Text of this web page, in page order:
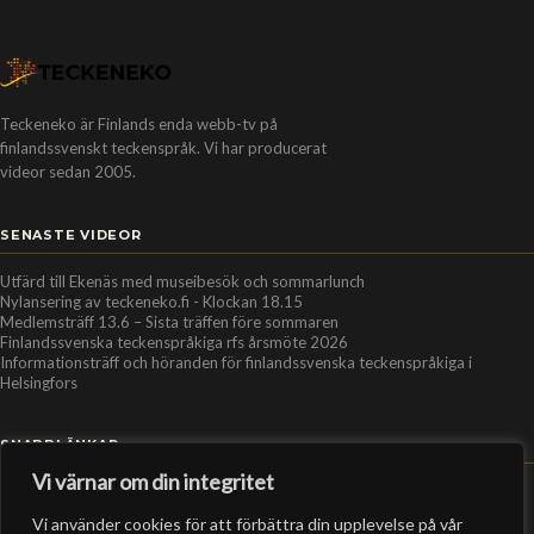
Vi värnar om din integritet
Vi använder cookies för att förbättra din upplevelse på vår
Teckeneko är Finlands enda webb-tv på
finlandssvenskt teckenspråk. Vi har producerat
videor sedan 2005.
SENASTE VIDEOR
Utfärd till Ekenäs med museibesök och sommarlunch
Nylansering av teckeneko.fi - Klockan 18.15
Medlemsträff 13.6 – Sista träffen före sommaren
Finlandssvenska teckenspråkiga rfs årsmöte 2026
Informationsträff och höranden för finlandssvenska teckenspråkiga i
Helsingfors
SNABBLÄNKAR
Personer